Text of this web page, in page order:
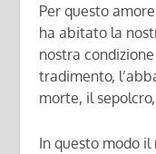
Per questo
ha abitato la
nostra
tradimento,
morte, il
In questo modo il